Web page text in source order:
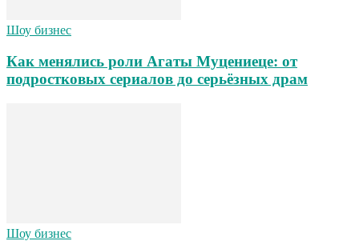
Шоу бизнес
Как менялись роли Агаты Муцениеце: от
подростковых сериалов до серьёзных драм
Шоу бизнес